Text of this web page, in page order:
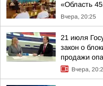
«Область
Вчера, 20:25
21 июля
закон о
продажи
Вчера,